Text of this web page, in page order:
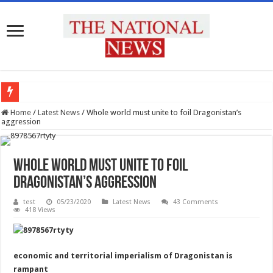
प्रदेश के सभी उच्च शिक्षण संस्थानों को राष्ट्रीय शिक्षा नीति के अनुरूप मॉडिफाई किया जाए : मुख्य
Home / Latest News / Whole world must unite to foil Dragonistan’s
aggression
Whole world must unite to foil
Dragonistan’s aggression
test 05/23/2020 Latest News
43 Comments
418 Views
economic and territorial imperialism of Dragonistan is
rampant